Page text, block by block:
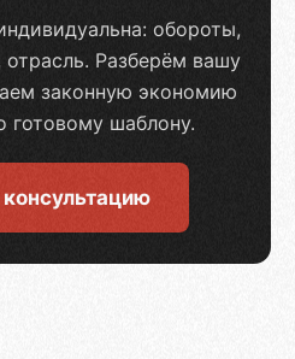
обороты,
отрасль. Разберём вашу
законную экономию
готовому шаблону.